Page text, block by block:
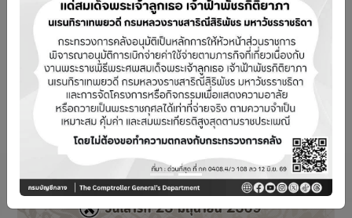
Previous Next
สำหรับยุค Digital Transformation
📂 การเบิกค่าใช้จ่ายในการเดินทางไปราชการ :
งานกฐินพระราชทาน
ข่าวประชาสัมพันธ์ในหน่วยงาน ::
PREVNEXT
❚❚